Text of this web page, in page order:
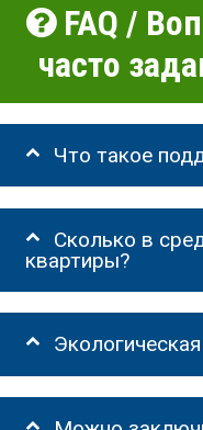
FAQ /
часто
Что такое
Сколько в
квартиры?